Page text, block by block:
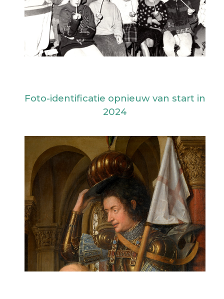
Foto-identificatie opnieuw van start in
2024